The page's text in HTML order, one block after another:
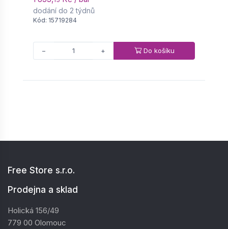
dodání do 2 týdnů
Kód: 15719284
− + Do košíku
Free Store s.r.o.
Prodejna a sklad
Holická 156/49
779 00 Olomouc